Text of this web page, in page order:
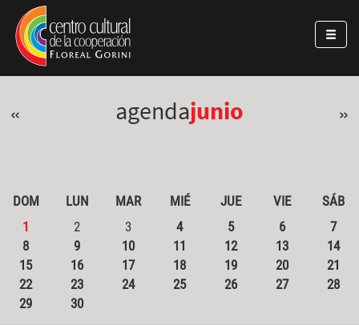
Pasar al contenido principal
Jump to main content
« agendajunio »
DOM LUN MAR MIÉ JUE VIE
SÁB
1
2 3 4 5 6
7
8
9 10 11 12 13
14
15
16 17 18 19 20
21
22
23 24 25 26 27
28
29
30